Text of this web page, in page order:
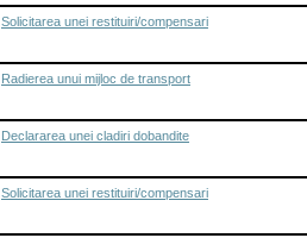
Solicitarea unei restituiri/compensari
Radierea unui mijloc de transport
Declararea unei cladiri dobandite
Solicitarea unei restituiri/compensari